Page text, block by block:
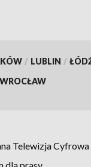
/ LUBLIN /
WROCŁAW
Telewizja Cyfrowa